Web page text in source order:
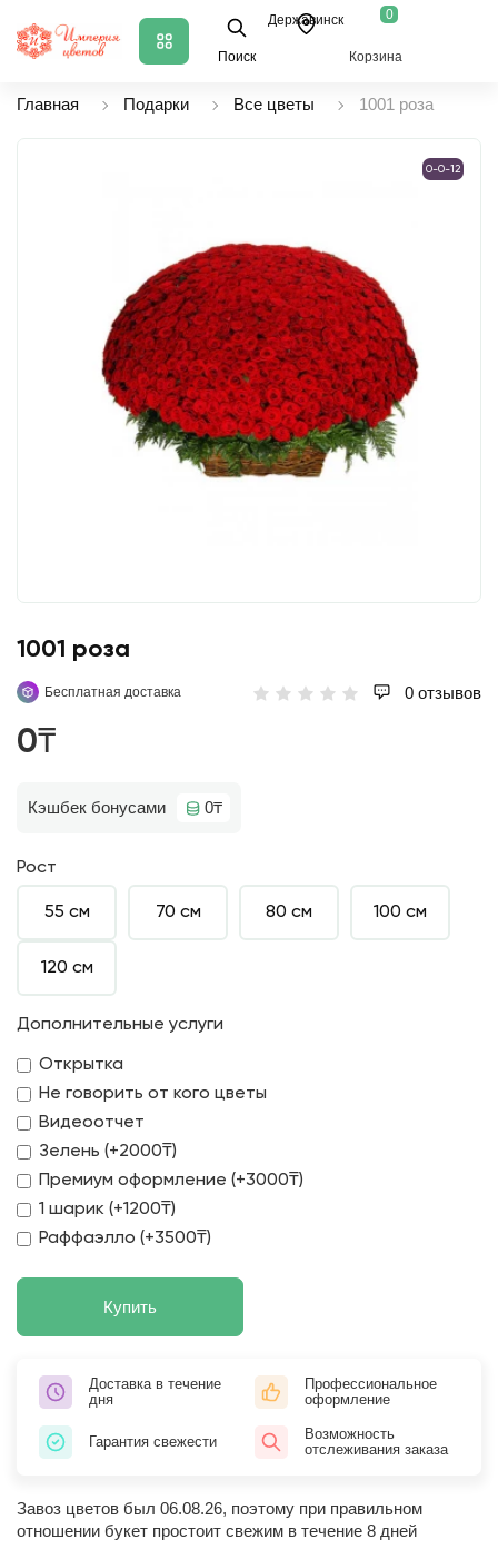
Поиск
Державинск 0
Корзина
Главная Подарки Все цветы 1001 роза
0-0-12
1001 роза
Бесплатная доставка 0 отзывов
0₸
Кэшбек бонусами 0₸
Рост
55 см 70 см 80 см 100 см
120 см
Дополнительные услуги
Открытка
Не говорить от кого цветы
Видеоотчет
Зелень (+2000₸)
Премиум оформление (+3000₸)
1 шарик (+1200₸)
Раффаэлло (+3500₸)
Купить
Доставка в течение
дня
Профессиональное
оформление
Гарантия свежести
Возможность
отслеживания заказа
Завоз цветов был 06.08.26, поэтому при правильном
отношении букет простоит свежим в течение 8 дней